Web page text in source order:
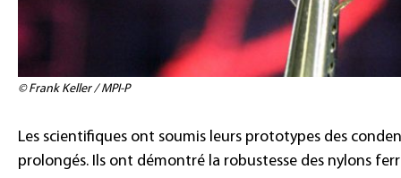
© Frank Keller / MPI-P
Les scientifiques ont soumis leurs prototypes des
prolongés. Ils ont démontré la robustesse des nylons